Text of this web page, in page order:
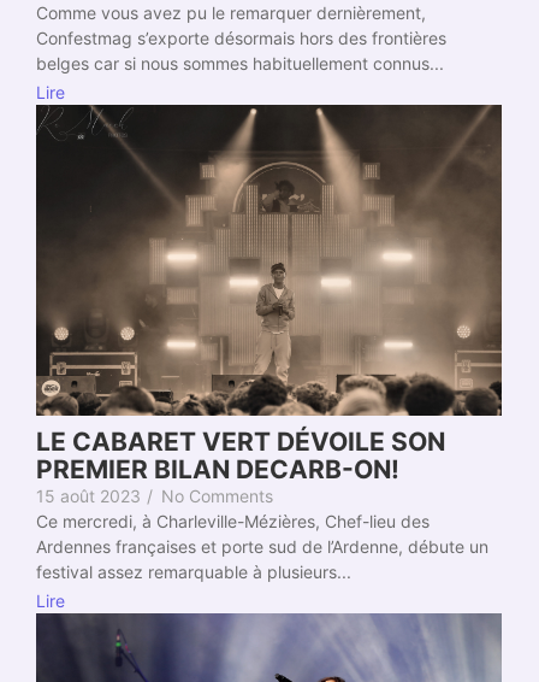
Comme vous avez pu le remarquer dernièrement,
Confestmag s’exporte désormais hors des frontières
belges car si nous sommes habituellement connus...
Lire
LE CABARET VERT DÉVOILE SON
PREMIER BILAN DECARB-ON!
15 août 2023 / No Comments
Ce mercredi, à Charleville-Mézières, Chef-lieu des
Ardennes françaises et porte sud de l’Ardenne, débute un
festival assez remarquable à plusieurs...
Lire